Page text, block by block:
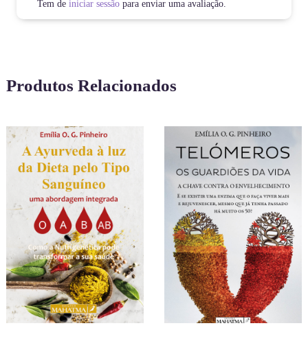
Tem de iniciar sessãopara enviar uma avaliação.
Produtos Relacionados